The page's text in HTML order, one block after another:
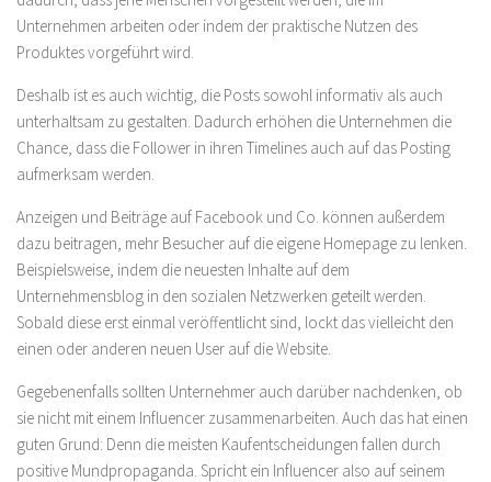
Unternehmen arbeiten oder indem der praktische Nutzen des
Produktes vorgeführt wird.
Deshalb ist es auch wichtig, die Posts sowohl informativ als auch
unterhaltsam zu gestalten. Dadurch erhöhen die Unternehmen die
Chance, dass die Follower in ihren Timelines auch auf das Posting
aufmerksam werden.
Anzeigen und Beiträge auf Facebook und Co. können außerdem
dazu beitragen, mehr Besucher auf die eigene Homepage zu lenken.
Beispielsweise, indem die neuesten Inhalte auf dem
Unternehmensblog in den sozialen Netzwerken geteilt werden.
Sobald diese erst einmal veröffentlicht sind, lockt das vielleicht den
einen oder anderen neuen User auf die Website.
Gegebenenfalls sollten Unternehmer auch darüber nachdenken, ob
sie nicht mit einem Influencer zusammenarbeiten. Auch das hat einen
guten Grund: Denn die meisten Kaufentscheidungen fallen durch
positive Mundpropaganda. Spricht ein Influencer also auf seinem